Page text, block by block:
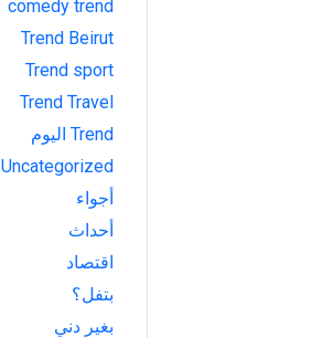
comedy trend
Trend Beirut
Trend sport
Trend Travel
Trend اليوم
Uncategorized
أجواء
أحداث
اقتصاد
بتفل؟
بغير دني